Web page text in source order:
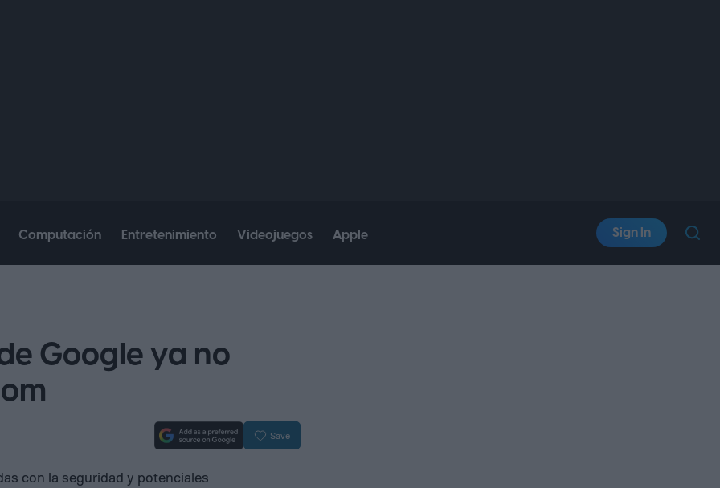
Computación Entretenimiento Videojuegos Apple Sign In
Google ya no
Save
con la seguridad y potenciales